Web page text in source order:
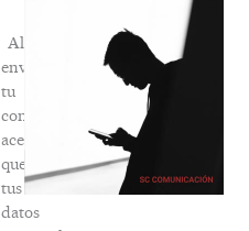
Al
enviar
tu
comentario,
aceptas
que
tus
datos